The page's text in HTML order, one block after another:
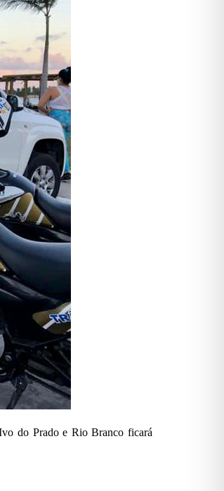
do Prado e Rio Branco ficará